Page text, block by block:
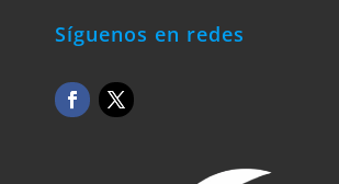
Síguenos en redes